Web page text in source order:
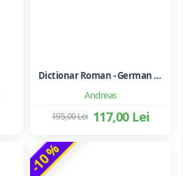
Andreas
Dictionar Roman - German - Mihai Anutei
117,00 Lei
195,00 Lei
-10 %